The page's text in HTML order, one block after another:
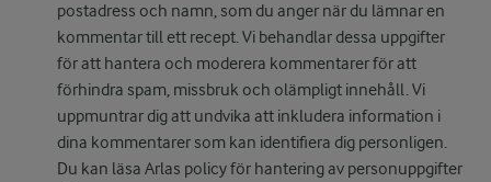
postadress och namn, som du anger när du lämnar en
kommentar till ett recept. Vi behandlar dessa uppgifter
för att hantera och moderera kommentarer för att
förhindra spam, missbruk och olämpligt innehåll. Vi
uppmuntrar dig att undvika att inkludera information i
dina kommentarer som kan identifiera dig personligen.
Du kan läsa Arlas policy för hantering av personuppgifter